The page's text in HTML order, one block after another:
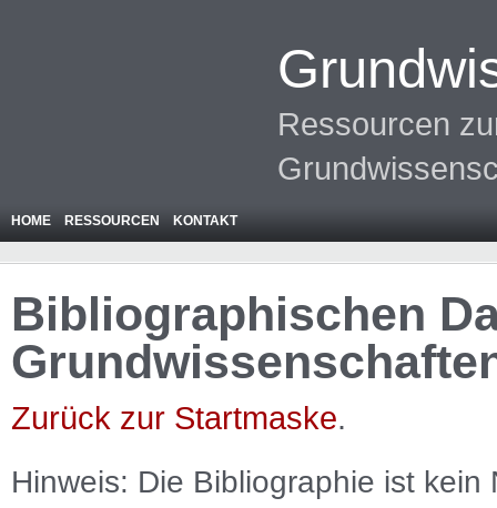
Ressourcen
HOME RESSOURCEN KONTAKT
Bibliographischen
Zurück zur Startmaske.
Hinweis: Die Bibliographie ist kein